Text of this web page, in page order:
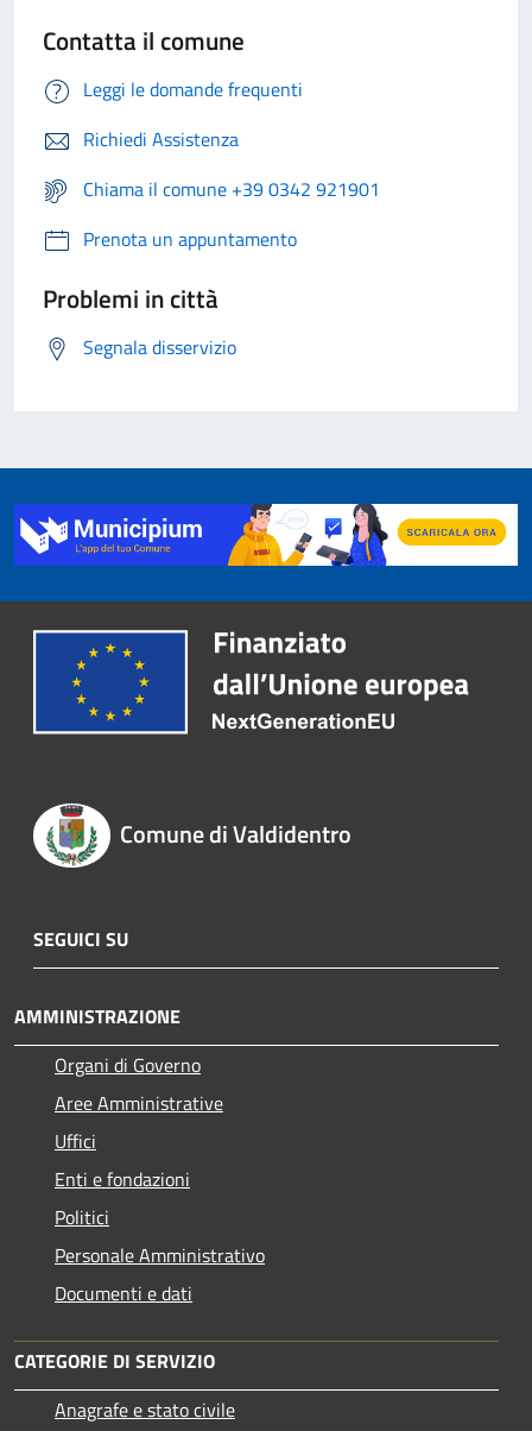
Contatta il comune
Leggi le domande frequenti
Richiedi Assistenza
Chiama il comune +39 0342 921901
Prenota un appuntamento
Problemi in città
Segnala disservizio
Comune di Valdidentro
SEGUICI SU
AMMINISTRAZIONE
Organi di Governo
Aree Amministrative
Uffici
Enti e fondazioni
Politici
Personale Amministrativo
Documenti e dati
CATEGORIE DI SERVIZIO
Anagrafe e stato civile